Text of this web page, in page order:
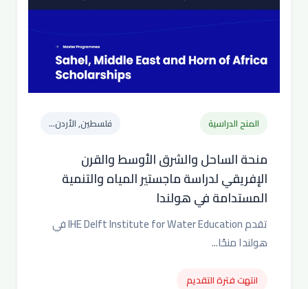
المنح الدراسية فلسطين, الأردن...
منحة الساحل والشرق الأوسط والقرن
الإفريقي لدراسة ماجستير المياه والتنمية
المستدامة في هولندا
تقدم IHE Delft Institute for Water Education في
هولندا منحًا...
انتهت فترة التقديم